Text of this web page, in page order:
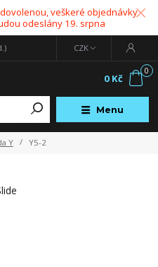
veškeré objednávky
odeslány 19. srpna
Menu
CZK
0
0 Kč
Y Y5-2